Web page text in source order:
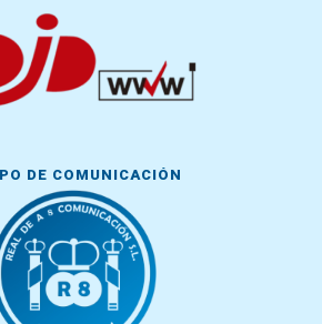
DE COMUNICACIÓN